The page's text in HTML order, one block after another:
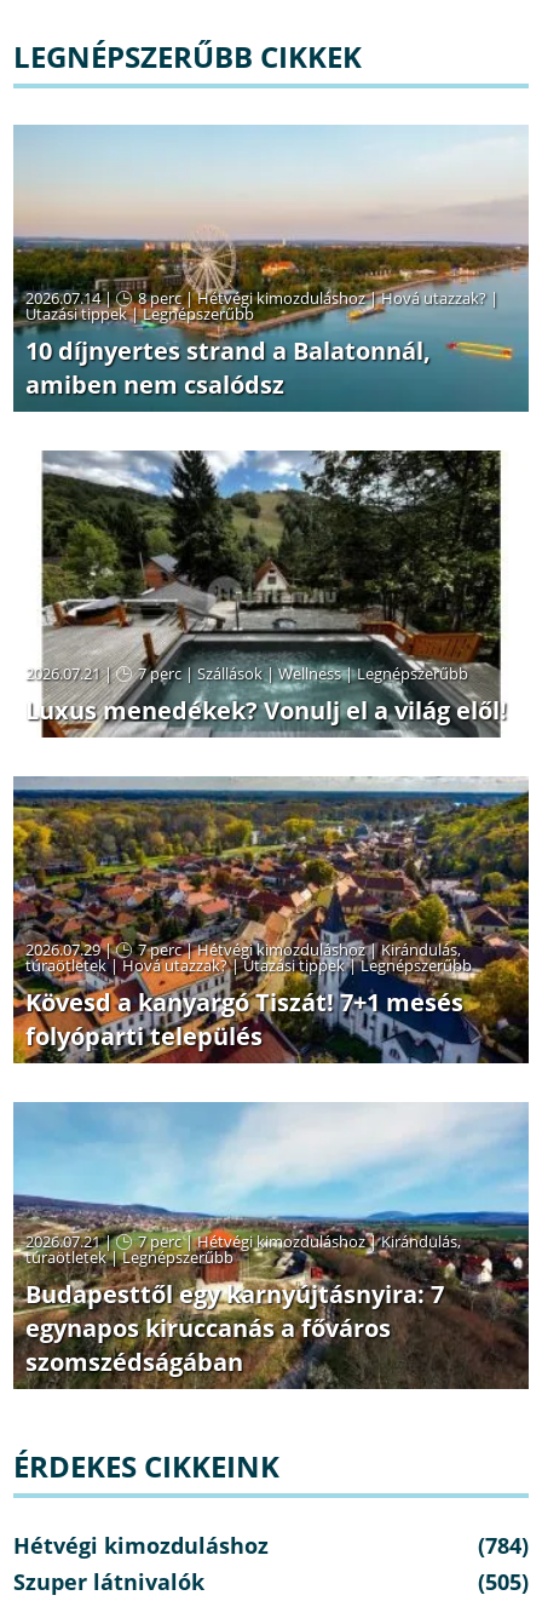
LEGNÉPSZERŰBB CIKKEK
2026.07.14 | 8 perc|Hétvégi kimozduláshoz|Hová utazzak? |
Utazási tippek|Legnépszerűbb
10 díjnyertes strand a Balatonnál,
amiben nem csalódsz
2026.07.21 | 7 perc|Szállások|Wellness|Legnépszerűbb
Luxus menedékek? Vonulj el a világ elől!
2026.07.29 | 7 perc|Hétvégi kimozduláshoz|Kirándulás,
túraötletek|Hová utazzak?|Utazási tippek|Legnépszerűbb
Kövesd a kanyargó Tiszát! 7+1 mesés
folyóparti település
2026.07.21 | 7 perc|Hétvégi kimozduláshoz|Kirándulás,
túraötletek|Legnépszerűbb
Budapesttől egy karnyújtásnyira: 7
egynapos kiruccanás a főváros
szomszédságában
ÉRDEKES CIKKEINK
Hétvégi kimozduláshoz
(784)
Szuper látnivalók
(505)